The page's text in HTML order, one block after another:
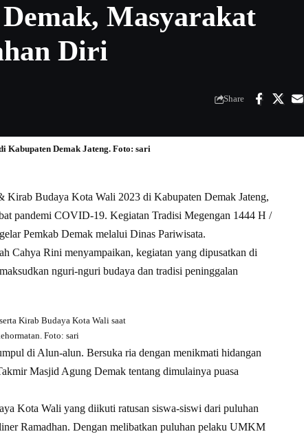
Masyarakat
Diri
Share
Kabupaten Demak Jateng. Foto: sari
Kirab Budaya Kota Wali 2023 di Kabupaten Demak Jateng,
pandemi COVID-19. Kegiatan Tradisi Megengan 1444 H /
Pemkab Demak melalui Dinas Pariwisata.
Cahya Rini menyampaikan, kegiatan yang dipusatkan di
nguri-nguri budaya dan tradisi peninggalan
Kirab Budaya Kota Wali saat
Foto: sari
di Alun-alun. Bersuka ria dengan menikmati hidangan
Masjid Agung Demak tentang dimulainya puasa
Kota Wali yang diikuti ratusan siswa-siswi dari puluhan
Ramadhan. Dengan melibatkan puluhan pelaku UMKM